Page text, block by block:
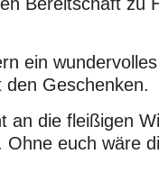
ein
Geschenken.
an die fleißigen
euch wäre